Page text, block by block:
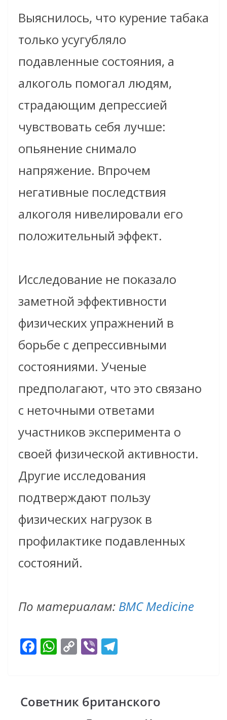
Выяснилось, что курение табака
только усугубляло
подавленные состояния, а
алкоголь помогал людям,
страдающим депрессией
чувствовать себя лучше:
опьянение снимало
напряжение. Впрочем
негативные последствия
алкоголя нивелировали его
положительный эффект.
Исследование не показало
заметной эффективности
физических упражнений в
борьбе с депрессивными
состояниями. Ученые
предполагают, что это связано
с неточными ответами
участников эксперимента о
своей физической активности.
Другие исследования
подтверждают пользу
физических нагрузок в
профилактике подавленных
состояний.
По материалам: BMC Medicine
F
b
o
W
s
A
C
y
Li
Vi
gr
a
Советник британского